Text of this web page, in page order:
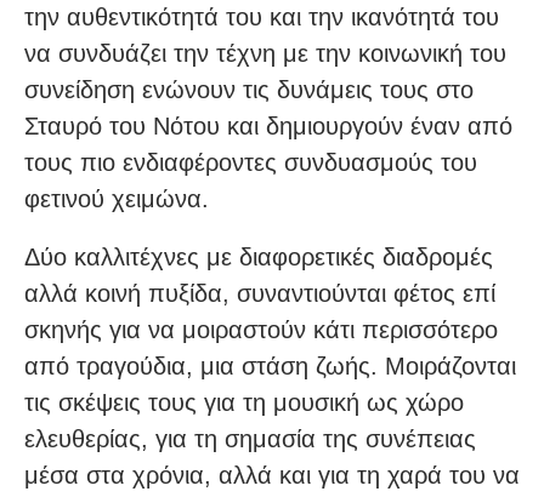
την αυθεντικότητά του και την ικανότητά του
να συνδυάζει την τέχνη με την κοινωνική του
συνείδηση ενώνουν τις δυνάμεις τους στο
Σταυρό του Νότου και δημιουργούν έναν από
τους πιο ενδιαφέροντες συνδυασμούς του
φετινού χειμώνα.
Δύο καλλιτέχνες με διαφορετικές διαδρομές
αλλά κοινή πυξίδα, συναντιούνται φέτος επί
σκηνής για να μοιραστούν κάτι περισσότερο
από τραγούδια, μια στάση ζωής. Μοιράζονται
τις σκέψεις τους για τη μουσική ως χώρο
ελευθερίας, για τη σημασία της συνέπειας
μέσα στα χρόνια, αλλά και για τη χαρά του να